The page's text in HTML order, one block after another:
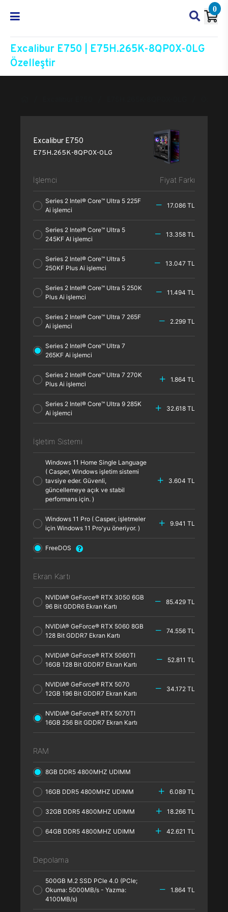
0
Excalibur E750 | E75H.265K-8QP0X-0LG
Özelleştir
Excalibur E750
E75H.265K-8QP0X-0LG
İşlemci Fiyat Farkı
Series 2 Intel® Core™ Ultra 5 225F
Ai işlemci
17.086 TL
Series 2 Intel® Core™ Ultra 5
245KF AI işlemci
13.358 TL
Series 2 Intel® Core™ Ultra 5
250KF Plus Ai işlemci
13.047 TL
Series 2 Intel® Core™ Ultra 5 250K
Plus Ai işlemci
11.494 TL
Series 2 Intel® Core™ Ultra 7 265F
Ai işlemci
2.299 TL
Series 2 Intel® Core™ Ultra 7
265KF Ai işlemci
Series 2 Intel® Core™ Ultra 7 270K
Plus Ai işlemci
1.864 TL
Series 2 Intel® Core™ Ultra 9 285K
Ai işlemci
32.618 TL
İşletim Sistemi
Windows 11 Home Single Language
( Casper, Windows işletim sistemi
tavsiye eder. Güvenli,
güncellemeye açık ve stabil
performans için. )
3.604 TL
Windows 11 Pro ( Casper, işletmeler
için Windows 11 Pro'yu öneriyor. )
9.941 TL
FreeDOS
Ekran Kartı
NVIDIA® GeForce® RTX 3050 6GB
96 Bit GDDR6 Ekran Kartı
85.429 TL
NVIDIA® GeForce® RTX 5060 8GB
128 Bit GDDR7 Ekran Kartı
74.556 TL
NVIDIA® GeForce® RTX 5060TI
16GB 128 Bit GDDR7 Ekran Kartı
52.811 TL
NVIDIA® GeForce® RTX 5070
12GB 196 Bit GDDR7 Ekran Kartı
34.172 TL
NVIDIA® GeForce® RTX 5070TI
16GB 256 Bit GDDR7 Ekran Kartı
RAM
8GB DDR5 4800MHZ UDIMM
16GB DDR5 4800MHZ UDIMM 6.089 TL
32GB DDR5 4800MHZ UDIMM 18.266 TL
64GB DDR5 4800MHZ UDIMM 42.621 TL
Depolama
500GB M.2 SSD PCle 4.0 (PCle;
Okuma: 5000MB/s - Yazma:
4100MB/s)
1.864 TL